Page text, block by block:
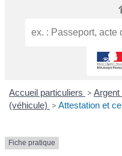
Accueil particuliers > Argent
(véhicule) > Attestation et
Fiche pratique